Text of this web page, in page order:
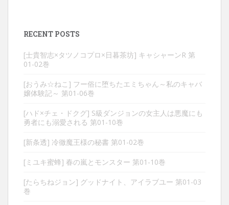
RECENT POSTS
[士貴智志×タツノコプロ×日暮茶坊] キャシャーンR 第
01-02巻
[おうみ☆ねこ] フー俗に堕ちたエミちゃん～私のキャバ
嬢体験記～ 第01-06巻
[ハド×チェ・ドクグ] S級ダンジョンの女主人は悪魔にも
勇者にも溺愛される 第01-10巻
[新条透] 冷徹魔王様の秘書 第01-02巻
[ミユキ蜜蜂] 春の嵐とモンスター 第01-10巻
[たらちねジョン] グッドナイト、アイラブユー 第01-03
巻